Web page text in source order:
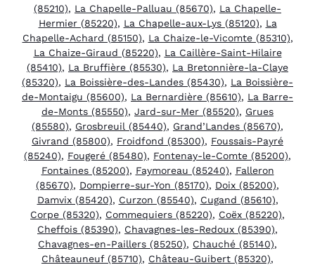
(85210), La Chapelle-Palluau (85670), La Chapelle-
Hermier (85220), La Chapelle-aux-Lys (85120), La
Chapelle-Achard (85150), La Chaize-le-Vicomte (85310),
La Chaize-Giraud (85220), La Caillère-Saint-Hilaire
(85410), La Bruffière (85530), La Bretonnière-la-Claye
(85320), La Boissière-des-Landes (85430), La Boissière-
de-Montaigu (85600), La Bernardière (85610), La Barre-
de-Monts (85550), Jard-sur-Mer (85520), Grues
(85580), Grosbreuil (85440), Grand’Landes (85670),
Givrand (85800), Froidfond (85300), Foussais-Payré
(85240), Fougeré (85480), Fontenay-le-Comte (85200),
Fontaines (85200), Faymoreau (85240), Falleron
(85670), Dompierre-sur-Yon (85170), Doix (85200),
Damvix (85420), Curzon (85540), Cugand (85610),
Corpe (85320), Commequiers (85220), Coëx (85220),
Cheffois (85390), Chavagnes-les-Redoux (85390),
Chavagnes-en-Paillers (85250), Chauché (85140),
Châteauneuf (85710), Château-Guibert (85320),